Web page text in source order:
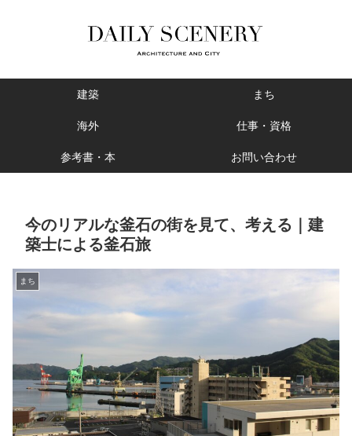
建築 まち
海外 仕事・資格
参考書・本 お問い合わせ
今のリアルな釜石の街を見て、考える｜建
築士による釜石旅
まち